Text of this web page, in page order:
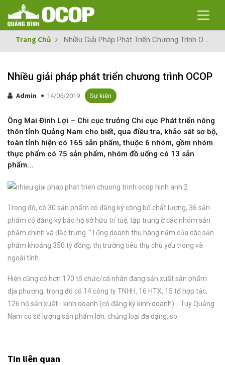
Trang Chủ Nhiều Giải Pháp Phát Triển Chương Trình OCOP
Nhiều giải pháp phát triển chương trình OCOP
Admin 14/05/2019 Sự kiện
Ông Mai Đình Lợi – Chi cục trưởng Chi cục Phát triển nông
thôn tỉnh Quảng Nam cho biết, qua điều tra, khảo sát sơ bộ,
toàn tỉnh hiện có 165 sản phẩm, thuộc 6 nhóm, gồm nhóm
thực phẩm có 75 sản phẩm, nhóm đồ uống có 13 sản
phẩm…
Trong đó, có 30 sản phẩm có đăng ký công bố chất lượng, 36 sản
phẩm có đăng ký bảo hộ sở hữu trí tuệ, tập trung ở các nhóm sản
phẩm chính và đặc trưng. “Tổng doanh thu hàng năm của các sản
phẩm khoảng 350 tỷ đồng; thị trường tiêu thụ chủ yếu trong và
ngoài tỉnh.
Hiện cũng có hơn 170 tổ chức/cá nhân đang sản xuất sản phẩm
địa phương; trong đó có 14 công ty TNHH, 16 HTX, 15 tổ hợp tác,
126 hộ sản xuất - kinh doanh (có đăng ký kinh doanh)… Tuy Quảng
Nam có số lượng sản phẩm lớn, chủng loại đa dạng, so
Tin liên quan